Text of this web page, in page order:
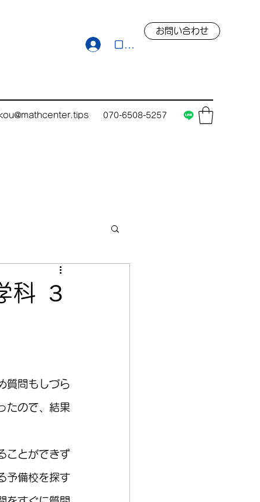
お問い合わせ
070-6508-5257
ログイン
科 ３
質問もしづら
たので、結果
ことができず
予備校を探す